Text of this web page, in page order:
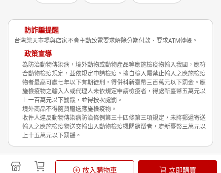
放入購物車 立即購買
防詐騙提醒
台灣樂天市場與店家不會主動致電要求解除分期付款、要求ATM轉帳。
政策宣導
為防治動物傳染病，境外動物或動物產品等應施檢疫物輸入我國，應符
合動物檢疫規定，並依規定申請檢疫。擅自輸入屬禁止輸入之應施檢疫
物者最高可處七年以下有期徒刑，得併科新臺幣三百萬元以下罰金。應
施檢疫物之輸入人或代理人未依規定申請檢疫者，得處新臺幣五萬元以
上一百萬元以下罰鍰，並得按次處罰。
境外商品不得隨貨贈送應施檢疫物。
收件人違反動物傳染病防治條例第三十四條第三項規定，未將郵遞寄送
輸入之應施檢疫物送交輸出入動物檢疫機關銷燬者，處新臺幣三萬元以
上十五萬元以下罰鍰。
Shopping is Entertainment!